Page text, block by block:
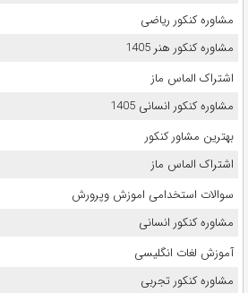
مشاوره کنکور ریاضی
مشاوره کنکور هنر 1405
اشتراک الماس ماز
مشاوره کنکور انسانی 1405
بهترین مشاور کنکور
اشتراک الماس ماز
سوالات استخدامی اموزش وپرورش
مشاوره کنکور انسانی
آموزش لغات انگلیسی
مشاوره کنکور تجربی